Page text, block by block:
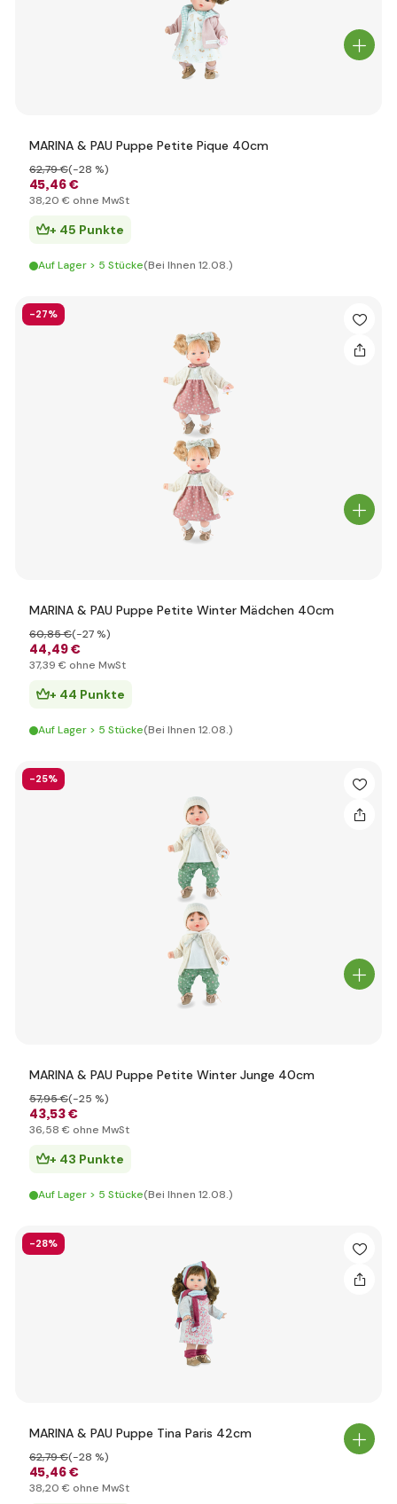
MARINA & PAU Puppe Petite Pique 40cm
45,46 €
62,79 €(-28 %)
38,20 € ohne MwSt
+ 45 Punkte
Auf Lager > 5 Stücke(Bei Ihnen 12.08.)
-27%
MARINA & PAU Puppe Petite Winter Mädchen 40cm
44,49 €
60,85 €(-27 %)
37,39 € ohne MwSt
+ 44 Punkte
Auf Lager > 5 Stücke(Bei Ihnen 12.08.)
-25%
MARINA & PAU Puppe Petite Winter Junge 40cm
43,53 €
57,95 €(-25 %)
36,58 € ohne MwSt
+ 43 Punkte
Auf Lager > 5 Stücke(Bei Ihnen 12.08.)
-28%
MARINA & PAU Puppe Tina Paris 42cm
45,46 €
62,79 €(-28 %)
38,20 € ohne MwSt